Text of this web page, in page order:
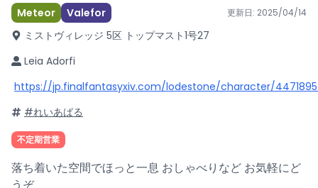
Meteor Valefor 更新日: 2025/04/14
ミストヴィレッジ 5区 トップマスト1号27
Leia Adorfi
https://jp.finalfantasyxiv.com/lodestone/character/
#れいあばる
不定期営業
落ち着いた空間でほっと一息 おしゃべりなど お気軽にど